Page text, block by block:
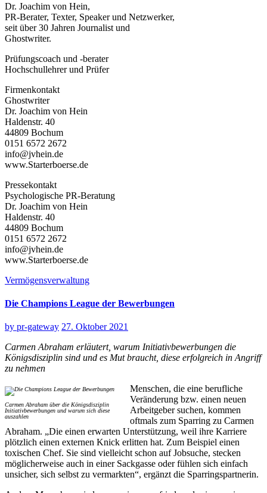
Dr. Joachim von Hein,
PR-Berater, Texter, Speaker und Netzwerker,
seit über 30 Jahren Journalist und
Ghostwriter.
Prüfungscoach und -berater
Hochschullehrer und Prüfer
Firmenkontakt
Ghostwriter
Dr. Joachim von Hein
Haldenstr. 40
44809 Bochum
0151 6572 2672
info@jvhein.de
www.Starterboerse.de
Pressekontakt
Psychologische PR-Beratung
Dr. Joachim von Hein
Haldenstr. 40
44809 Bochum
0151 6572 2672
info@jvhein.de
www.Starterboerse.de
Vermögensverwaltung
Die Champions League der Bewerbungen
by pr-gateway 27. Oktober 2021
Carmen Abraham erläutert, warum Initiativbewerbungen die
Königsdisziplin sind und es Mut braucht, diese erfolgreich in Angriff
zu nehmen
Carmen Abraham über die Königsdisziplin
Initiativbewerbungen und warum sich diese
auszahlen
Menschen, die eine berufliche
Veränderung bzw. einen neuen
Arbeitgeber suchen, kommen
oftmals zum Sparring zu Carmen
Abraham. „Die einen erwarten Unterstützung, weil ihre Karriere
plötzlich einen externen Knick erlitten hat. Zum Beispiel einen
toxischen Chef. Sie sind vielleicht schon auf Jobsuche, stecken
möglicherweise auch in einer Sackgasse oder fühlen sich einfach
unsicher, sich selbst zu vermarkten“, ergänzt die Sparringspartnerin.